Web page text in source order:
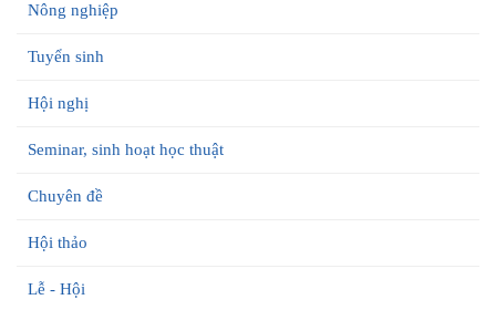
Nông nghiệp
Tuyển sinh
Hội nghị
Seminar, sinh hoạt học thuật
Chuyên đề
Hội thảo
Lễ - Hội